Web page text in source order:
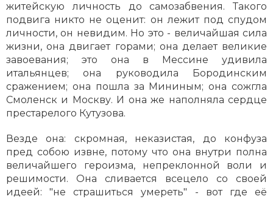
житейскую личность до самозабвения. Такого
подвига никто не оценит: он лежит под спудом
личности, он невидим. Но это - величайшая сила
жизни, она двигает горами; она делает великие
завоевания; это она в Мессине удивила
итальянцев; она руководила Бородинским
сражением; она пошла за Мининым; она сожгла
Смоленск и Москву. И она же наполняла сердце
престарелого Кутузова.
Везде она: скромная, неказистая, до конфуза
пред собою извне, потому что она внутри полна
величайшего героизма, непреклонной воли и
решимости. Она сливается всецело со своей
идеей: "не страшиться умереть" - вот где её